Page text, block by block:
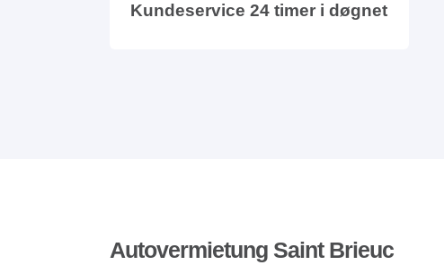
Kundeservice 24 timer i døgnet
Autovermietung Saint Brieuc